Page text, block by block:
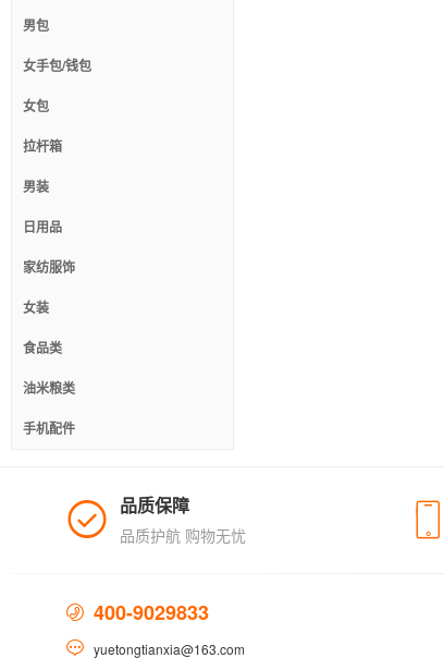
男包
女手包/钱包
女包
拉杆箱
男装
日用品
家纺服饰
女装
食品类
油米粮类
手机配件
品质保障
品质护航 购物无忧
400-9029833
yuetongtianxia@163.com